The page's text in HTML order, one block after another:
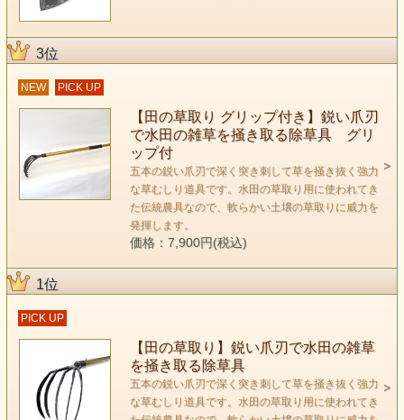
3位
NEW PICK UP
【田の草取り グリップ付き】鋭い爪刃
で水田の雑草を掻き取る除草具 グリ
ップ付
五本の鋭い爪刃で深く突き刺して草を掻き抜く強力
な草むしり道具です。水田の草取り用に使われてき
た伝統農具なので、軟らかい土壌の草取りに威力を
発揮します。
価格：7,900円(税込)
1位
PICK UP
【田の草取り】鋭い爪刃で水田の雑草
を掻き取る除草具
五本の鋭い爪刃で深く突き刺して草を掻き抜く強力
な草むしり道具です。水田の草取り用に使われてき